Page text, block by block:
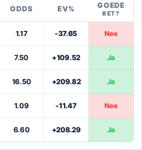
ODDS EV% GOEDE
BET?
1.17 -37.65 Nee
7.50 +109.52 Ja
16.50 +209.82 Ja
1.09 -11.47 Nee
6.60 +208.29 Ja